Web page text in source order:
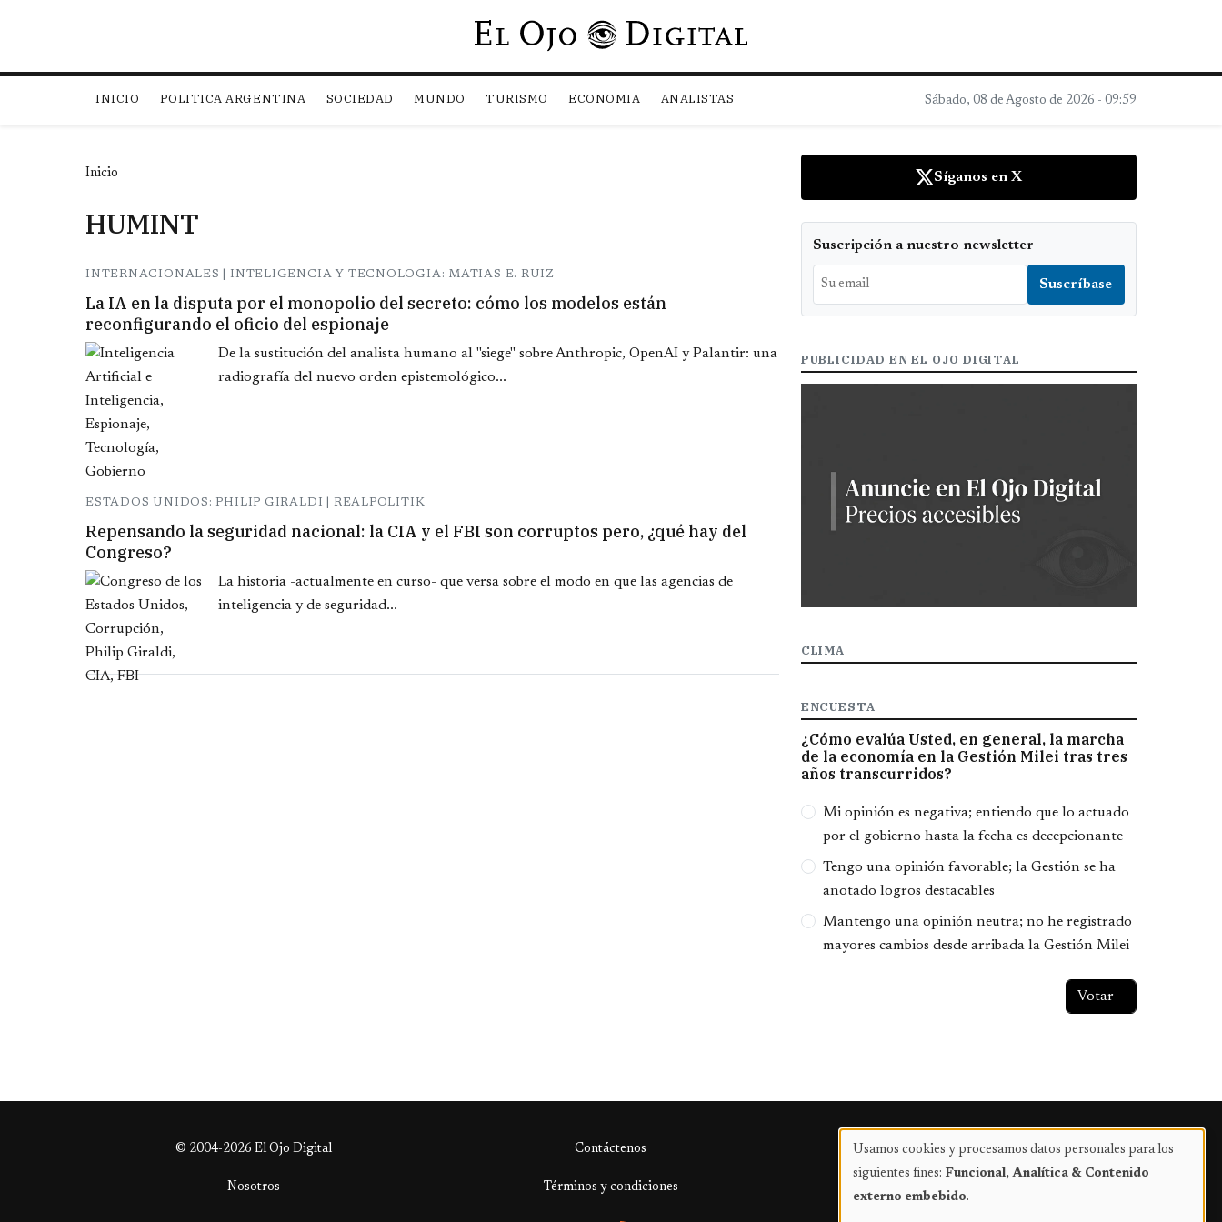
Pasar al contenido principal
INICIO POLITICA ARGENTINA SOCIEDAD MUNDO TURISMO ECONOMIA ANALISTAS Sábado, 08 de Agosto de 2026 - 09:59
Inicio
HUMINT
INTERNACIONALES | INTELIGENCIA Y TECNOLOGIA: MATIAS E. RUIZ
La IA en la disputa por el monopolio del secreto: cómo los modelos están
reconfigurando el oficio del espionaje
De la sustitución del analista humano al "siege" sobre Anthropic, OpenAI y Palantir: una
radiografía del nuevo orden epistemológico...
ESTADOS UNIDOS: PHILIP GIRALDI | REALPOLITIK
Repensando la seguridad nacional: la CIA y el FBI son corruptos pero, ¿qué hay del
Congreso?
La historia -actualmente en curso- que versa sobre el modo en que las agencias de
inteligencia y de seguridad...
Síganos en X
Suscripción a nuestro newsletter
PUBLICIDAD EN EL OJO DIGITAL
CLIMA
ENCUESTA
¿Cómo evalúa Usted, en general, la marcha
de la economía en la Gestión Milei tras tres
años transcurridos?
Opciones
Mi opinión es negativa; entiendo que lo actuado
por el gobierno hasta la fecha es decepcionante
Tengo una opinión favorable; la Gestión se ha
anotado logros destacables
Mantengo una opinión neutra; no he registrado
mayores cambios desde arribada la Gestión Milei
© 2004-2026 El Ojo Digital Contáctenos Publicidad
Nosotros Términos y condiciones
Uso
de
Usamos cookies y procesamos datos personales para los
siguientes fines: Funcional, Analítica & Contenido
externo embebido.